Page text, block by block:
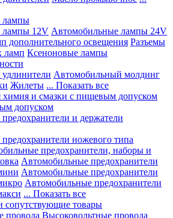
лампы
лампы 12V Автомобильные лампы 24V
дополнительного освещения Разъемы
ламп Ксеноновые лампы
Автомобильный молдинг
Жилеты ... Показать все
химия и смазки с пищевым допуском
допуском
и держатели
ножевого типа
предохранители, наборы и
Автомобильные предохранители
Автомобильные предохранители
Автомобильные предохранители
... Показать все
сопутствующие товары
провода Высоковольтные провода